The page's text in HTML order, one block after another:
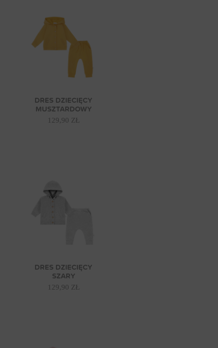
DRES DZIECIĘCY
MUSZTARDOWY
129,90 ZŁ
DRES DZIECIĘCY
SZARY
129,90 ZŁ